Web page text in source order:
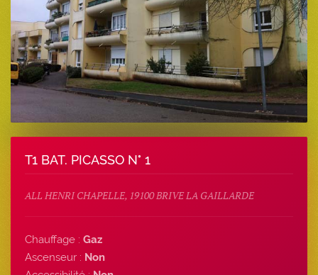
T1 BAT. PICASSO N° 1
ALL HENRI CHAPELLE, 19100 BRIVE LA GAILLARDE
Chauffage : Gaz
Ascenseur : Non